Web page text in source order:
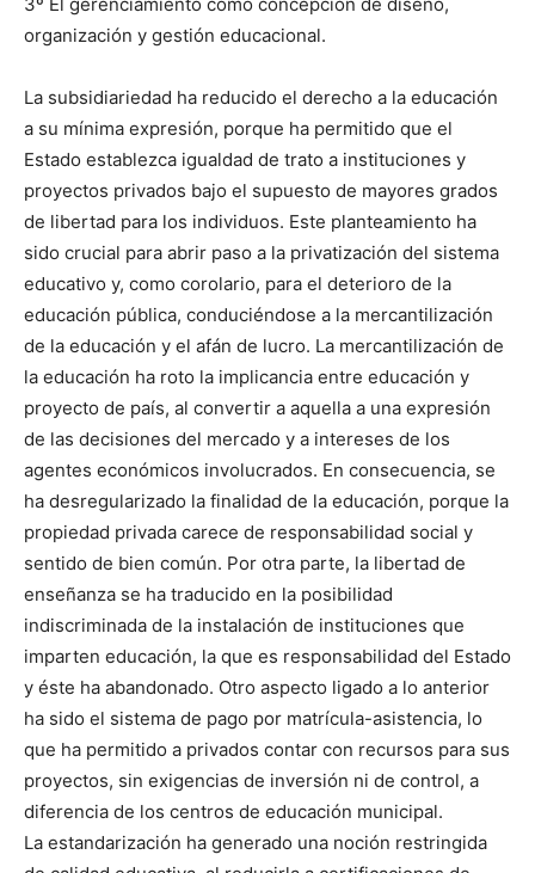
3º El gerenciamiento como concepción de diseño,
organización y gestión educacional.
La subsidiariedad ha reducido el derecho a la educación
a su mínima expresión, porque ha permitido que el
Estado establezca igualdad de trato a instituciones y
proyectos privados bajo el supuesto de mayores grados
de libertad para los individuos. Este planteamiento ha
sido crucial para abrir paso a la privatización del sistema
educativo y, como corolario, para el deterioro de la
educación pública, conduciéndose a la mercantilización
de la educación y el afán de lucro. La mercantilización de
la educación ha roto la implicancia entre educación y
proyecto de país, al convertir a aquella a una expresión
de las decisiones del mercado y a intereses de los
agentes económicos involucrados. En consecuencia, se
ha desregularizado la finalidad de la educación, porque la
propiedad privada carece de responsabilidad social y
sentido de bien común. Por otra parte, la libertad de
enseñanza se ha traducido en la posibilidad
indiscriminada de la instalación de instituciones que
imparten educación, la que es responsabilidad del Estado
y éste ha abandonado. Otro aspecto ligado a lo anterior
ha sido el sistema de pago por matrícula-asistencia, lo
que ha permitido a privados contar con recursos para sus
proyectos, sin exigencias de inversión ni de control, a
diferencia de los centros de educación municipal.
La estandarización ha generado una noción restringida